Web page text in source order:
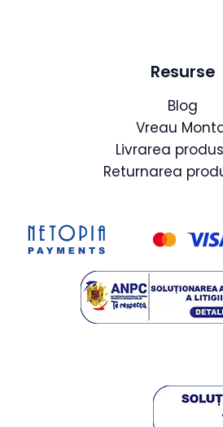
Resurse
Blog
Vreau
Livrarea
Returnarea